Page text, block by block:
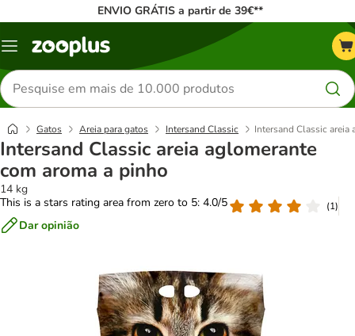
ENVIO GRÁTIS a partir de 39€**
Menu
Pesquisar
produtos
Gatos Areia para gatos Intersand Classic Intersand Classic areia
Intersand Classic areia aglomerante
com aroma a pinho
14 kg
This is a stars rating area from zero to 5: 4.0/5
(1)
Dar opinião